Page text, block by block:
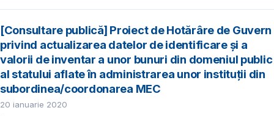
[Consultare publică] Proiect de Hotărâre de Guvern
privind actualizarea datelor de identificare şi a
valorii de inventar a unor bunuri din domeniul public
al statului aflate în administrarea unor instituții din
subordinea/coordonarea MEC
20 ianuarie 2020